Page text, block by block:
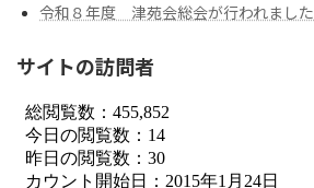
令和８年度 津苑会総会が行われました
サイトの訪問者